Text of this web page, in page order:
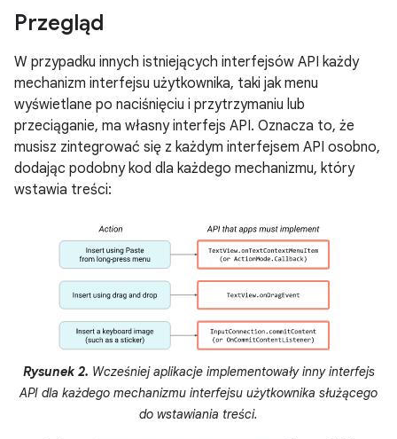
Przegląd
W przypadku innych istniejących interfejsów API każdy
mechanizm interfejsu użytkownika, taki jak menu
wyświetlane po naciśnięciu i przytrzymaniu lub
przeciąganie, ma własny interfejs API. Oznacza to, że
musisz zintegrować się z każdym interfejsem API osobno,
dodając podobny kod dla każdego mechanizmu, który
wstawia treści:
Rysunek 2. Wcześniej aplikacje implementowały inny interfejs
API dla każdego mechanizmu interfejsu użytkownika służącego
do wstawiania treści.